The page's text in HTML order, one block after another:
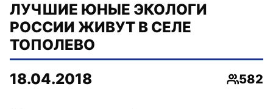
ЛУЧШИЕ ЮНЫЕ ЭКОЛОГИ
РОССИИ ЖИВУТ В СЕЛЕ
ТОПОЛЕВО
18.04.2018
582